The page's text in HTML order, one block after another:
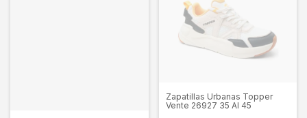
Zapatillas Urbanas Topper
Vente 26927 35 Al 45